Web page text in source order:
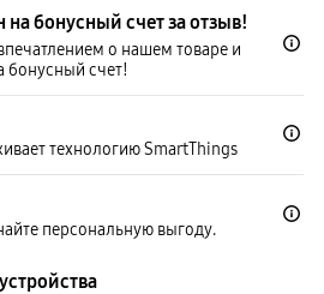
на бонусный счет за отзыв!
о нашем товаре и
бонусный счет!
технологию SmartThings
персональную выгоду.